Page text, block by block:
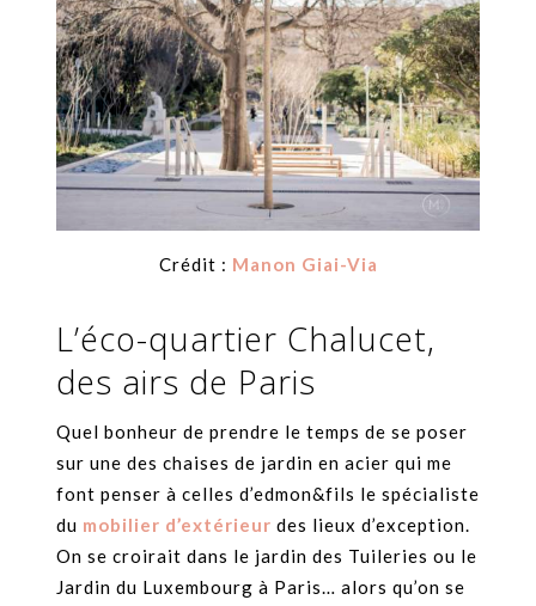
Crédit : Manon Giai-Via
L’éco-quartier Chalucet,
des airs de Paris
Quel bonheur de prendre le temps de se poser
sur une des chaises de jardin en acier qui me
font penser à celles d’edmon&fils le spécialiste
du mobilier d’extérieur des lieux d’exception.
On se croirait dans le jardin des Tuileries ou le
Jardin du Luxembourg à Paris… alors qu’on se